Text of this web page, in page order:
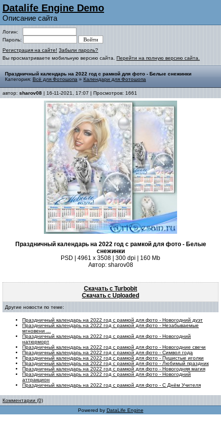
Datalife Engine Demo
Описание сайта
Логин:
Пароль:
Регистрация на сайте! Забыли пароль?
Вы просматриваете мобильную версию сайта. Перейти на полную версию сайта.
Праздничный календарь на 2022 год с рамкой для фото - Белые снежинки
Категория: Всё для Фотошопа » Календари для Фотошопа
автор: sharov08 | 16-11-2021, 17:07 | Просмотров: 1661
Праздничный календарь на 2022 год с рамкой для фото - Белые
снежинки
PSD | 4961 х 3508 | 300 dpi | 160 Mb
Автор: sharov08
Скачать с Turbobit
Скачать с Uploaded
Другие новости по теме:
Праздничный календарь на 2022 год с рамкой для фото - Новогодний дуэт
Праздничный календарь на 2022 год с рамкой для фото - Незабываемые
мгновени ...
Праздничный календарь на 2022 год с рамкой для фото - Новогодний
натюрморт
Праздничный календарь на 2022 год с рамкой для фото - Новогодние свечи
Праздничный календарь на 2022 год с рамкой для фото - Символ года
Праздничный календарь на 2022 год с рамкой для фото - Пушистые иголки
Праздничный календарь на 2022 год с рамкой для фото - Любимый праздник
Праздничный календарь на 2022 год с рамкой для фото - Новогодняя магия
Праздничный календарь на 2022 год с рамкой для фото - Новогодний
аттракцион
Праздничный календарь на 2022 год с рамкой для фото - С Днём Учителя
Комментарии (0)
Powered by DataLife Engine